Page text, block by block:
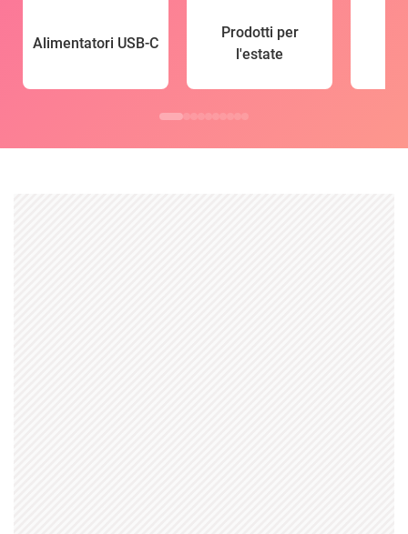
Alimentatori USB-C
Prodotti per
l'estate